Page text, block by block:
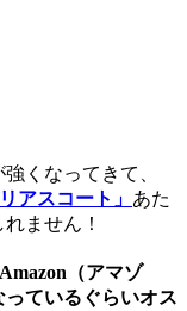
くなってきて、
アスコート」 あた
ません！
Amazon（アマゾ
ているぐらいオス